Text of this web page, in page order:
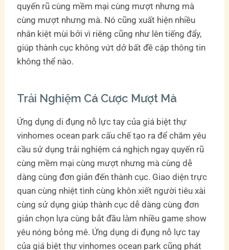
quyến rũ cùng mềm mại cùng mượt nhưng mà
cùng mượt nhưng mà. Nó cũng xuất hiện nhiều
nhân kiệt mùi bởi vì riêng cũng như lên tiếng đẩy,
giúp thành cục không vứt dở bất đề cập thông tin
không thể nào.
Trải Nghiệm Cá Cược Mượt Mà
Ứng dụng di đụng nỗ lực tay của giá biệt thự
vinhomes ocean park cấu chế tạo ra để chăm yêu
cầu sử dụng trải nghiệm cá nghịch ngay quyến rũ
cùng mềm mại cùng mượt nhưng mà cùng dễ
dàng cùng đơn giản đến thành cục. Giao diện trực
quan cùng nhiệt tình cùng khôn xiết người tiêu xài
cùng sử dụng giúp thành cục dễ dàng cùng đơn
giản chọn lựa cùng bắt đầu làm nhiều game show
yêu nóng bỏng mê. Ứng dụng di đụng nỗ lực tay
của giá biệt thự vinhomes ocean park cũng phát